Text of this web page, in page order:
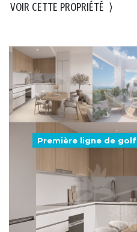
VOIR CETTE PROPRIÉTÉ ⟩
Première ligne de golf